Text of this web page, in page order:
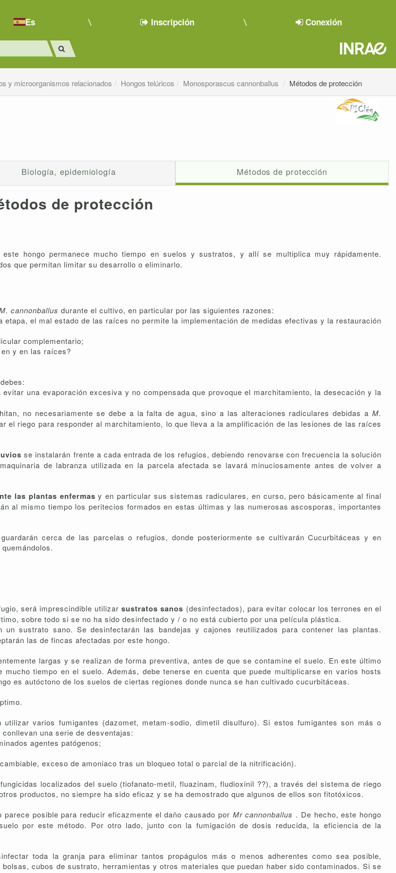
Es Inscripción Conexión
y microorganismos relacionados Hongos telúricos Monosporascus cannonballus Métodos de protección
Biología, epidemiología Métodos de protección
de protección
hongo permanece mucho tiempo en suelos y sustratos, y allí se multiplica muy rápidamente.
que permitan limitar su desarrollo o eliminarlo.
cannonballus durante el cultivo, en particular por las siguientes razones:
el mal estado de las raíces no permite la implementación de medidas efectivas y la restauración
complementario;
y en las raíces?
una evaporación excesiva y no compensada que provoque el marchitamiento, la desecación y la
no necesariamente se debe a la falta de agua, sino a las alteraciones radiculares debidas aM.
el riego para responder al marchitamiento, lo que lleva a la amplificación de las lesiones de las raíces
se instalarán frente a cada entrada de los refugios, debiendo renovarse con frecuencia la solución
de labranza utilizada en la parcela afectada se lavará minuciosamente antes de volver a
las plantas enfermasy en particular sus sistemas radiculares, en curso, pero básicamente al final
al mismo tiempo los peritecios formados en estas últimas y las numerosas ascosporas, importantes
cerca de las parcelas o refugios, donde posteriormente se cultivarán Cucurbitáceas y en
será imprescindible utilizarsustratos sanos (desinfectados), para evitar colocar los terrones en el
sobre todo si se no ha sido desinfectado y / o no está cubierto por una película plástica.
un sustrato sano. Se desinfectarán las bandejas y cajones reutilizados para contener las plantas.
las de fincas afectadas por este hongo.
largas y se realizan de forma preventiva, antes de que se contamine el suelo. En este último
tiempo en el suelo. Además, debe tenerse en cuenta que puede multiplicarse en varios hosts
es autóctono de los suelos de ciertas regiones donde nunca se han cultivado cucurbitáceas.
varios fumigantes (dazomet, metam-sodio, dimetil disulfuro). Si estos fumigantes son más o
una serie de desventajas:
agentes patógenos;
exceso de amoniaco tras un bloqueo total o parcial de la nitrificación).
localizados del suelo (tiofanato-metil, fluazinam, fludioxinil ??), a través del sistema de riego
productos, no siempre ha sido eficaz y se ha demostrado que algunos de ellos son fitotóxicos.
posible para reducir eficazmente el daño causado por Mr cannonballus . De hecho, este hongo
por este método. Por otro lado, junto con la fumigación de dosis reducida, la eficiencia de la
toda la granja para eliminar tantos propágulos más o menos adherentes como sea posible,
cubos de sustrato, herramientas y otros materiales que puedan haber sido contaminados. Si se